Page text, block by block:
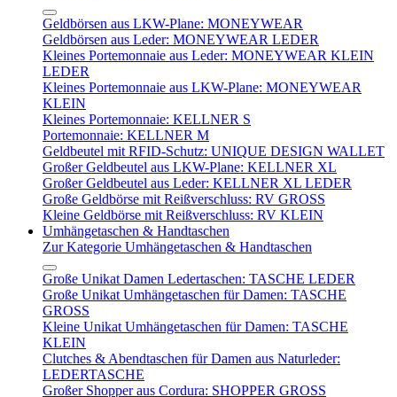
Geldbörsen aus LKW-Plane: MONEYWEAR
Geldbörsen aus Leder: MONEYWEAR LEDER
Kleines Portemonnaie aus Leder: MONEYWEAR KLEIN
LEDER
Kleines Portemonnaie aus LKW-Plane: MONEYWEAR
KLEIN
Kleines Portemonnaie: KELLNER S
Portemonnaie: KELLNER M
Geldbeutel mit RFID-Schutz: UNIQUE DESIGN WALLET
Großer Geldbeutel aus LKW-Plane: KELLNER XL
Großer Geldbeutel aus Leder: KELLNER XL LEDER
Große Geldbörse mit Reißverschluss: RV GROSS
Kleine Geldbörse mit Reißverschluss: RV KLEIN
Umhängetaschen & Handtaschen
Zur Kategorie Umhängetaschen & Handtaschen
Große Unikat Damen Ledertaschen: TASCHE LEDER
Große Unikat Umhängetaschen für Damen: TASCHE
GROSS
Kleine Unikat Umhängetaschen für Damen: TASCHE
KLEIN
Clutches & Abendtaschen für Damen aus Naturleder:
LEDERTASCHE
Großer Shopper aus Cordura: SHOPPER GROSS